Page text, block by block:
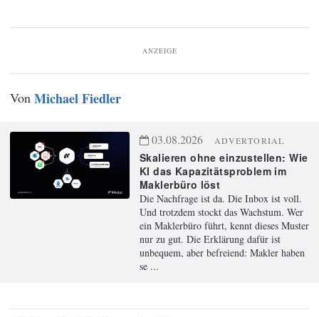
ANZEIGE
Von Michael Fiedler
03.08.2026 ADVERTORIAL
Skalieren ohne einzustellen: Wie
KI das Kapazitätsproblem im
Maklerbüro löst
Die Nachfrage ist da. Die Inbox ist voll.
Und trotzdem stockt das Wachstum. Wer
ein Maklerbüro führt, kennt dieses Muster
nur zu gut. Die Erklärung dafür ist
unbequem, aber befreiend: Makler haben
se ...